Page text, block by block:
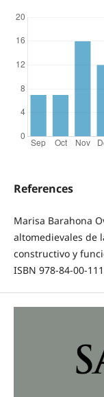
References
Marisa Barahona
altomedievales de
constructivo y
ISBN 978-84-00-